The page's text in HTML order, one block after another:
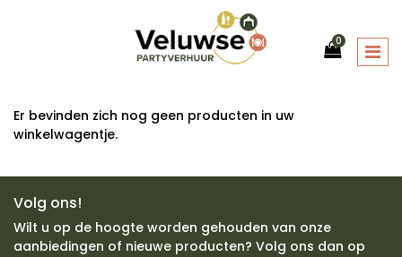
0
Er bevinden zich nog geen producten in uw
winkelwagentje.
Volg ons!
Wilt u op de hoogte worden gehouden van onze
aanbiedingen of nieuwe producten? Volg ons dan op